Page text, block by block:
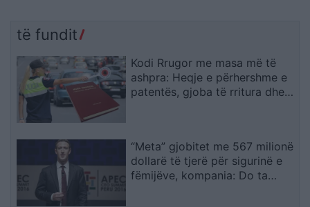
të fundit
Kodi Rrugor me masa më të
ashpra: Heqje e përhershme e
patentës, gjoba të rritura dhe
“Meta” gjobitet me 567 milionë
dollarë të tjerë për sigurinë e
fëmijëve, kompania: Do ta